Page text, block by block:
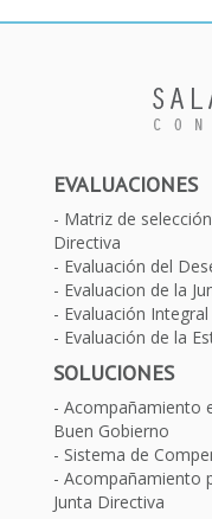
EVALUACIONES
Matriz de
Directiva
Evaluación del
Evaluacion de la
Evaluación
Evaluación de la
SOLUCIONES
Acompañamiento
Buen Gobierno
Sistema de
Acompañamiento
Junta Directiva